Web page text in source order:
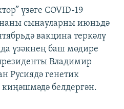
үзәге COVID-19
сынауларны июньдә
вакцина теркәлү
үзәкнең баш мөдире
Владимир
Русиядә генетик
белдергән.